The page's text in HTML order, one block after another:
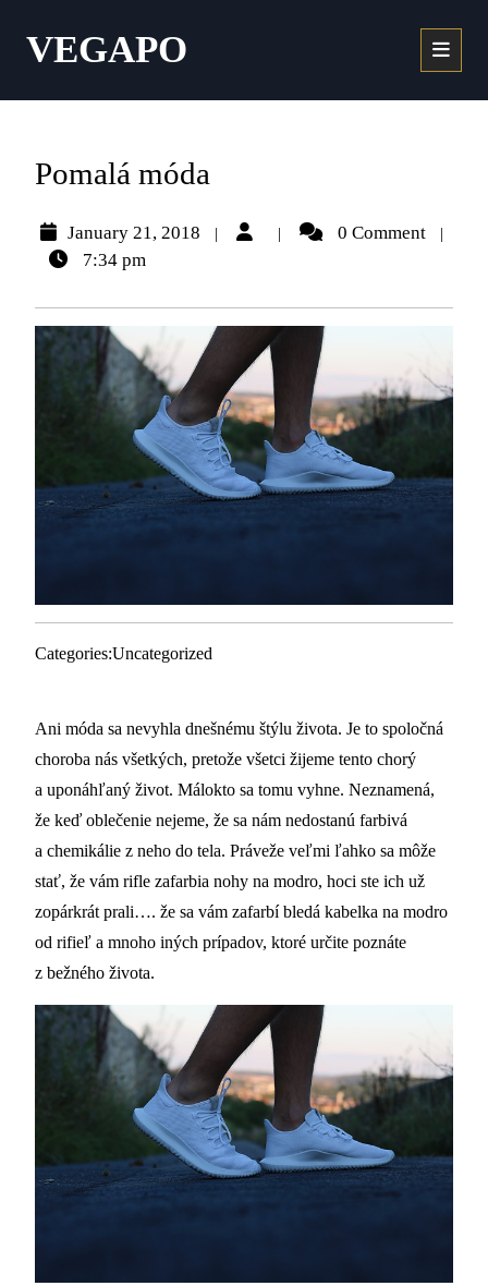
VEGAPO
Pomalá móda
January 21, 2018 | | 0 Comment |
7:34 pm
Categories:Uncategorized
Ani móda sa nevyhla dnešnému štýlu života. Je to spoločná
choroba nás všetkých, pretože všetci žijeme tento chorý
a uponáhľaný život. Málokto sa tomu vyhne. Neznamená,
že keď oblečenie nejeme, že sa nám nedostanú farbivá
a chemikálie z neho do tela. Práveže veľmi ľahko sa môže
stať, že vám rifle zafarbia nohy na modro, hoci ste ich už
zopárkrát prali…. že sa vám zafarbí bledá kabelka na modro
od rifieľ a mnoho iných prípadov, ktoré určite poznáte
z bežného života.